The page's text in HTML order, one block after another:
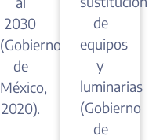
2030
(Gobierno
de
México,
2020).
de
equipos
y
luminarias
(Gobierno
de